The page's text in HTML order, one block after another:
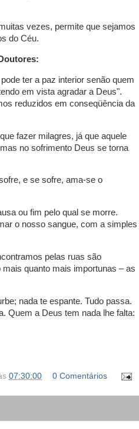
vezes, permite que sejamos
do Céu.
ter a paz interior senão quem
em vista agradar a Deus".
reduzidos em conseqüência da
fazer milagres, já que aquele
no sofrimento Deus se torna
e se sofre, ama-se o
ou fim pelo qual se morre.
o nosso sangue, com a simples
pelas ruas são
quanto mais importunas – as
nada te espante. Tudo passa.
Quem a Deus tem nada lhe falta:
07:30:00 0 Comentários